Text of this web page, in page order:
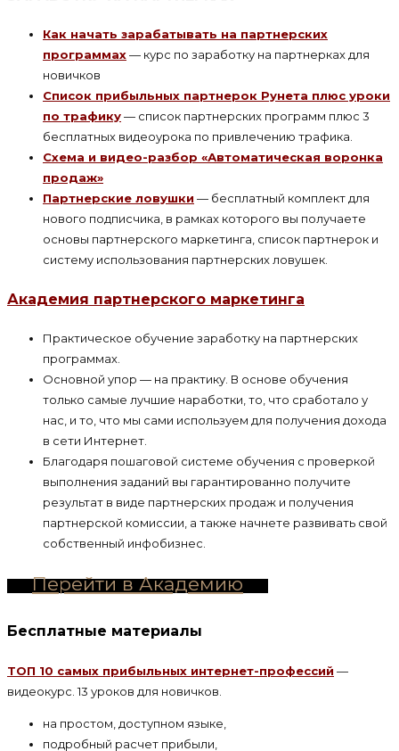
Как начать зарабатывать на партнерских
программах— курс по заработку на партнерках для
новичков
Список прибыльных партнерок Рунета плюс уроки
по трафику— список партнерских программ плюс 3
бесплатных видеоурока по привлечению трафика.
Схема и видео-разбор «Автоматическая воронка
продаж»
Партнерские ловушки — бесплатный комплект для
нового подписчика, в рамках которого вы получаете
основы партнерского маркетинга, список партнерок и
систему использования партнерских ловушек.
Академия партнерского маркетинга
Практическое обучение заработку на партнерских
программах.
Основной упор — на практику. В основе обучения
только самые лучшие наработки, то, что сработало у
нас, и то, что мы сами используем для получения дохода
в сети Интернет.
Благодаря пошаговой системе обучения с проверкой
выполнения заданий вы гарантированно получите
результат в виде партнерских продаж и получения
партнерской комиссии, а также начнете развивать свой
собственный инфобизнес.
Перейти в Академию
Бесплатные материалы
ТОП 10 самых прибыльных интернет-профессий —
видеокурс. 13 уроков для новичков.
на простом, доступном языке,
подробный расчет прибыли,